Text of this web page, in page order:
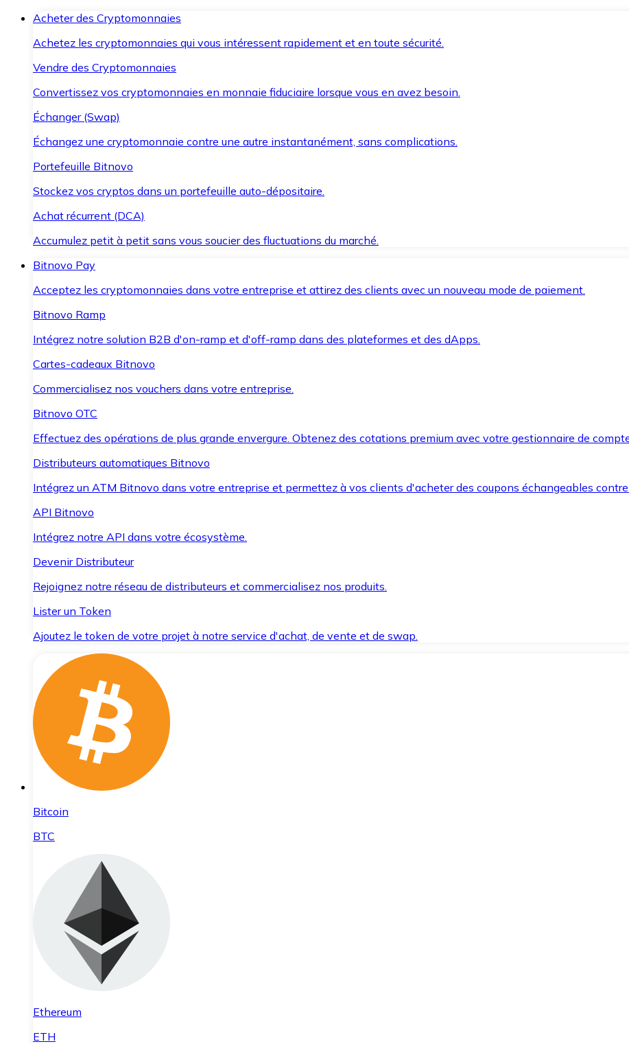
Acheter des Cryptomonnaies
Achetez les cryptomonnaies qui vous intéressent rapidement et en toute sécurité.
Vendre des Cryptomonnaies
Convertissez vos cryptomonnaies en monnaie fiduciaire lorsque vous en avez besoin.
Échanger (Swap)
Échangez une cryptomonnaie contre une autre instantanément, sans complications.
Portefeuille Bitnovo
Stockez vos cryptos dans un portefeuille auto-dépositaire.
Achat récurrent (DCA)
Accumulez petit à petit sans vous soucier des fluctuations du marché.
Bitnovo Pay
Acceptez les cryptomonnaies dans votre entreprise et attirez des clients avec un nouveau mode de paiement.
Bitnovo Ramp
Intégrez notre solution B2B d'on-ramp et d'off-ramp dans des plateformes et des dApps.
Cartes-cadeaux Bitnovo
Commercialisez nos vouchers dans votre entreprise.
Bitnovo OTC
Effectuez des opérations de plus grande envergure. Obtenez des cotations premium avec votre gestionnaire de
Distributeurs automatiques Bitnovo
Intégrez un ATM Bitnovo dans votre entreprise et permettez à vos clients d'acheter des coupons échangeables
API Bitnovo
Intégrez notre API dans votre écosystème.
Devenir Distributeur
Rejoignez notre réseau de distributeurs et commercialisez nos produits.
Lister un Token
Ajoutez le token de votre projet à notre service d'achat, de vente et de swap.
Bitcoin
BTC
Ethereum
ETH